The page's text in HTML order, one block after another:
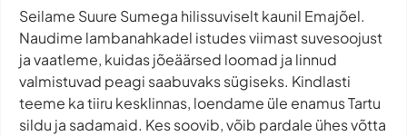
Seilame Suure Sumega hilissuviselt kaunil Emajõel.
Naudime lambanahkadel istudes viimast suvesoojust
ja vaatleme, kuidas jõeäärsed loomad ja linnud
valmistuvad peagi saabuvaks sügiseks. Kindlasti
teeme ka tiiru kesklinnas, loendame üle enamus Tartu
sildu ja sadamaid. Kes soovib, võib pardale ühes võtta